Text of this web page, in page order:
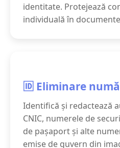
identitate. Protejează
individuală în
🆔 Eliminare
Identifică și redactează
CNIC, numerele de
de pașaport și alte
emise de guvern din